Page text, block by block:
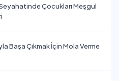
Çocukları Meşgul
Başa Çıkmak İçin Mola Verme